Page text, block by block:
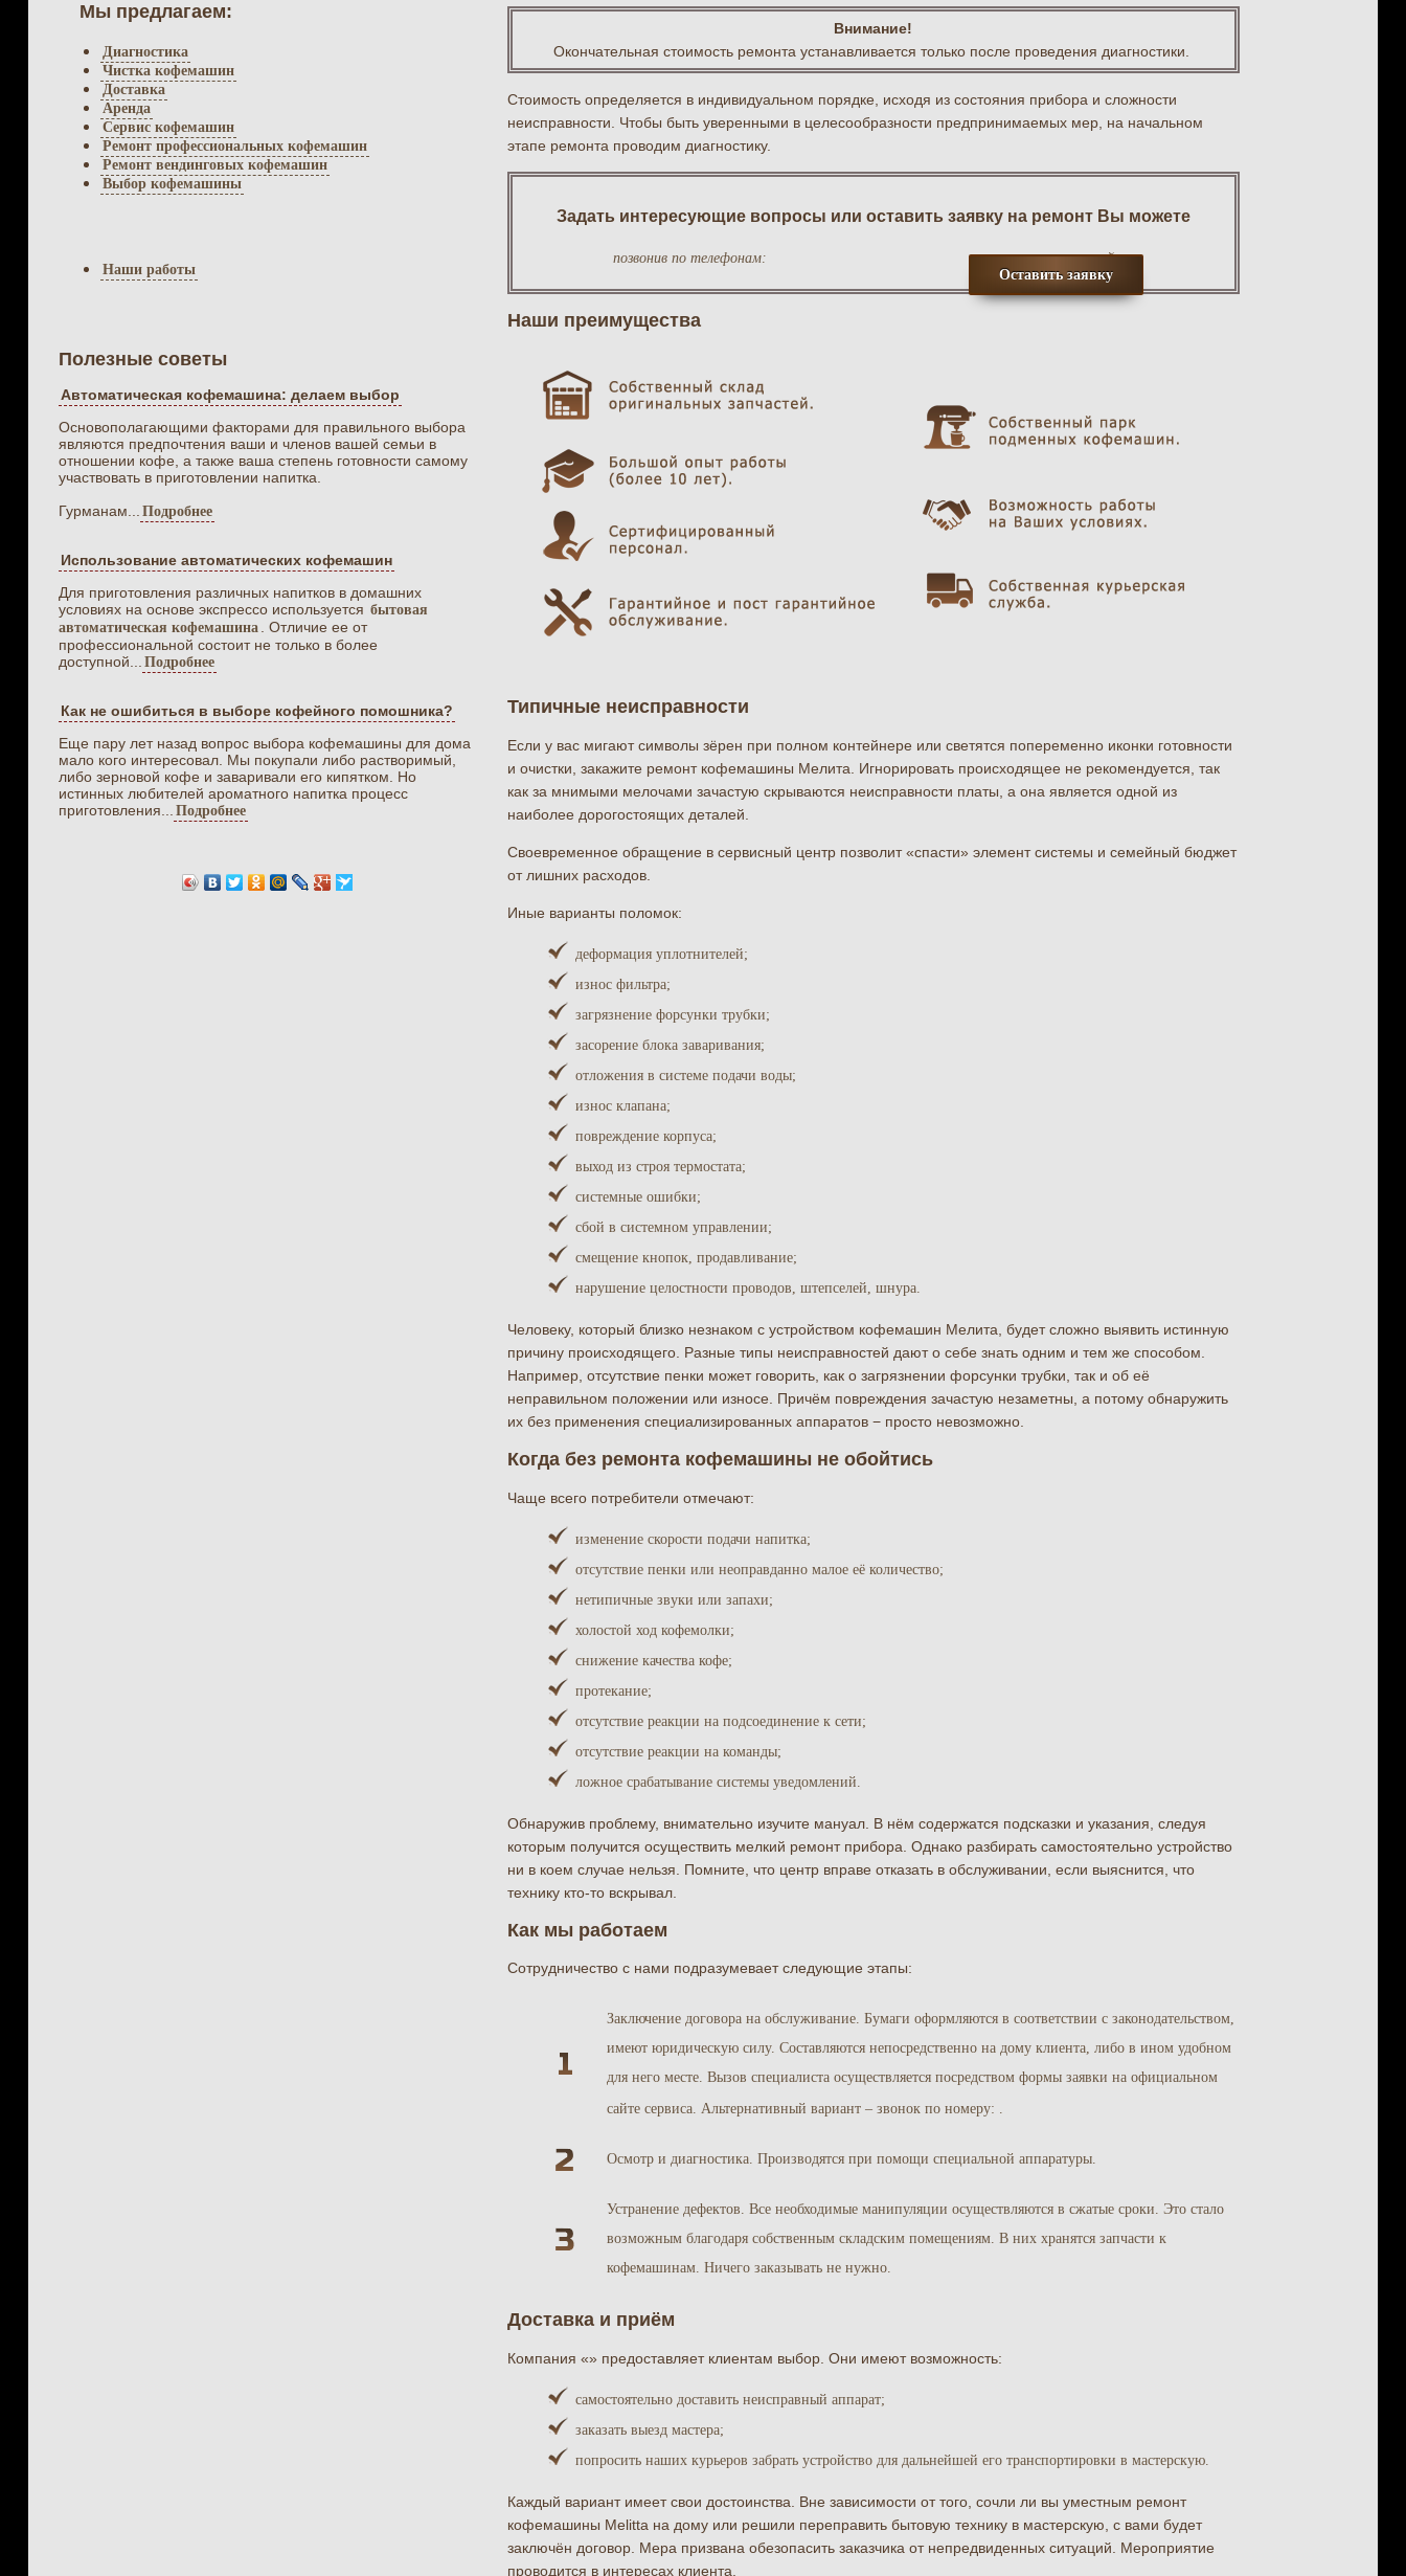
Мы предлагаем:
Диагностика
Чистка кофемашин
Доставка
Аренда
Сервис кофемашин
Ремонт профессиональных кофемашин
Ремонт вендинговых кофемашин
Выбор кофемашины
Наши работы
Полезные советы
Автоматическая кофемашина: делаем выбор
Основополагающими факторами для правильного выбора
являются предпочтения ваши и членов вашей семьи в
отношении кофе, а также ваша степень готовности самому
участвовать в приготовлении напитка.
Гурманам...
Подробнее
Использование автоматических кофемашин
Для приготовления различных напитков в домашних
условиях на основе экспрессо используется бытовая
автоматическая кофемашина
. Отличие ее от
профессиональной состоит не только в более
доступной...
Подробнее
Как не ошибиться в выборе кофейного помошника?
Еще пару лет назад вопрос выбора кофемашины для дома
мало кого интересовал. Мы покупали либо растворимый,
либо зерновой кофе и заваривали его кипятком. Но
истинных любителей ароматного напитка процесс
приготовления...
Подробнее
Внимание!
Окончательная стоимость ремонта устанавливается только после проведения диагностики.
Стоимость определяется в индивидуальном порядке, исходя из состояния прибора и сложности
неисправности. Чтобы быть уверенными в целесообразности предпринимаемых мер, на начальном
этапе ремонта проводим диагностику.
Задать интересующие вопросы или оставить заявку на ремонт Вы можете
позвонив по телефонам:
оставив заявку на сайте:
Оставить заявку
Наши преимущества
Типичные неисправности
Если у вас мигают символы зёрен при полном контейнере или светятся попеременно иконки готовности
и очистки, закажите ремонт кофемашины Мелита. Игнорировать происходящее не рекомендуется, так
как за мнимыми мелочами зачастую скрываются неисправности платы, а она является одной из
наиболее дорогостоящих деталей.
Своевременное обращение в сервисный центр позволит «спасти» элемент системы и семейный бюджет
от лишних расходов.
Иные варианты поломок:
деформация уплотнителей;
износ фильтра;
загрязнение форсунки трубки;
засорение блока заваривания;
отложения в системе подачи воды;
износ клапана;
повреждение корпуса;
выход из строя термостата;
системные ошибки;
сбой в системном управлении;
смещение кнопок, продавливание;
нарушение целостности проводов, штепселей, шнура.
Человеку, который близко незнаком с устройством кофемашин Мелита, будет сложно выявить истинную
причину происходящего. Разные типы неисправностей дают о себе знать одним и тем же способом.
Например, отсутствие пенки может говорить, как о загрязнении форсунки трубки, так и об её
неправильном положении или износе. Причём повреждения зачастую незаметны, а потому обнаружить
их без применения специализированных аппаратов − просто невозможно.
Когда без ремонта кофемашины не обойтись
Чаще всего потребители отмечают:
изменение скорости подачи напитка;
отсутствие пенки или неоправданно малое её количество;
нетипичные звуки или запахи;
холостой ход кофемолки;
снижение качества кофе;
протекание;
отсутствие реакции на подсоединение к сети;
отсутствие реакции на команды;
ложное срабатывание системы уведомлений.
Обнаружив проблему, внимательно изучите мануал. В нём содержатся подсказки и указания, следуя
которым получится осуществить мелкий ремонт прибора. Однако разбирать самостоятельно устройство
ни в коем случае нельзя. Помните, что центр вправе отказать в обслуживании, если выяснится, что
технику кто-то вскрывал.
Как мы работаем
Сотрудничество с нами подразумевает следующие этапы:
Заключение договора на обслуживание. Бумаги оформляются в соответствии с законодательством,
имеют юридическую силу. Составляются непосредственно на дому клиента, либо в ином удобном
для него месте. Вызов специалиста осуществляется посредством формы заявки на официальном
сайте сервиса. Альтернативный вариант – звонок по номеру: .
Осмотр и диагностика. Производятся при помощи специальной аппаратуры.
Устранение дефектов. Все необходимые манипуляции осуществляются в сжатые сроки. Это стало
возможным благодаря собственным складским помещениям. В них хранятся запчасти к
кофемашинам. Ничего заказывать не нужно.
Доставка и приём
Компания «» предоставляет клиентам выбор. Они имеют возможность:
самостоятельно доставить неисправный аппарат;
заказать выезд мастера;
попросить наших курьеров забрать устройство для дальнейшей его транспортировки в мастерскую.
Каждый вариант имеет свои достоинства. Вне зависимости от того, сочли ли вы уместным ремонт
кофемашины Melitta на дому или решили переправить бытовую технику в мастерскую, с вами будет
заключён договор. Мера призвана обезопасить заказчика от непредвиденных ситуаций. Мероприятие
проводится в интересах клиента.